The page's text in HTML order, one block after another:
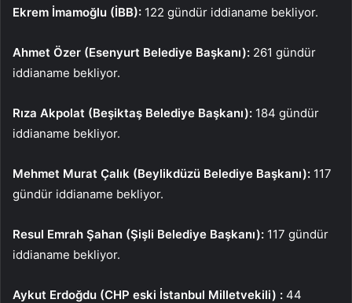
Ekrem İmamoğlu (İBB): 122 gündür iddianame bekliyor.
Ahmet Özer (Esenyurt Belediye Başkanı): 261 gündür
iddianame bekliyor.
Rıza Akpolat (Beşiktaş Belediye Başkanı): 184 gündür
iddianame bekliyor.
Mehmet Murat Çalık (Beylikdüzü Belediye Başkanı): 117
gündür iddianame bekliyor.
Resul Emrah Şahan (Şişli Belediye Başkanı): 117 gündür
iddianame bekliyor.
Aykut Erdoğdu (CHP eski İstanbul Milletvekili) : 44